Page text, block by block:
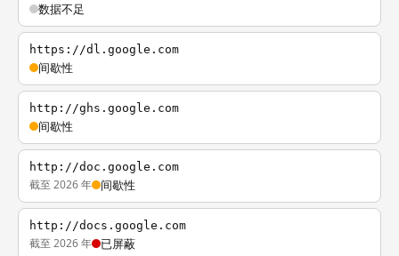
数据不足
https://dl.google.com
间歇性
http://ghs.google.com
间歇性
http://doc.google.com
截至 2026 年 间歇性
http://docs.google.com
截至 2026 年 已屏蔽